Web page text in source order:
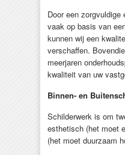
Door een
vaak op basis van
kunnen wij een
verschaffen.
meerjaren
kwaliteit van uw
Binnen- en
Schilderwerk is om
esthetisch (het moet
(het moet duurzaam